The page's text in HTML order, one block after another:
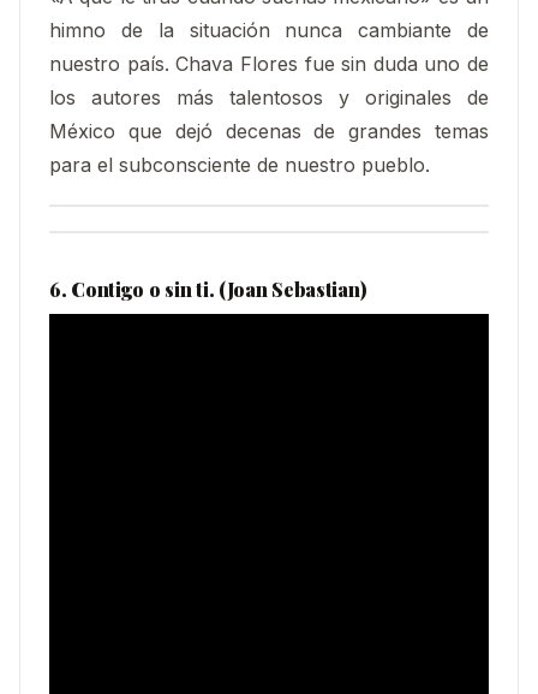
himno de la situación nunca cambiante de
nuestro país. Chava Flores fue sin duda uno de
los autores más talentosos y originales de
México que dejó decenas de grandes temas
para el subconsciente de nuestro pueblo.
6. Contigo o sin ti. (Joan Sebastian)